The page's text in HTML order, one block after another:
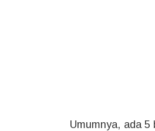
Umumnya, ada